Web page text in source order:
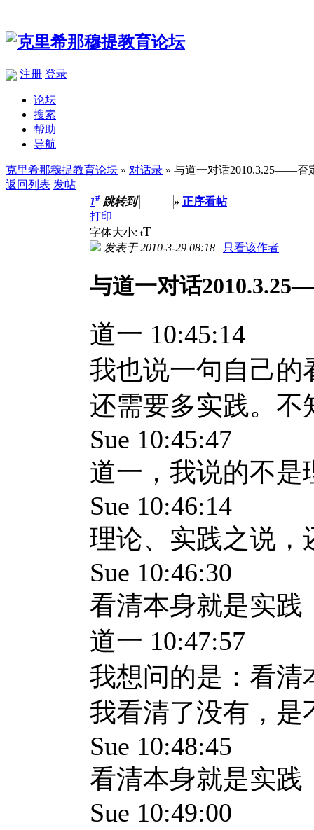
注册 登录
论坛
搜索
帮助
导航
克里希那穆提教育论坛 » 对话录 » 与道一对话2010.3.25——否
返回列表 发帖
1# 跳转到 » 正序看帖
打印
字体大小: tT
发表于 2010-3-29 08:18 | 只看该作者
与道一对话
道一 10:45:14
我也说一句自己的
还需要多实践。不
Sue 10:45:47
道一，我说的不是
Sue 10:46:14
理论、实践之说，
Sue 10:46:30
看清本身就是实践
道一 10:47:57
我想问的是：看清
我看清了没有，是
Sue 10:48:45
看清本身就是实践
Sue 10:49:00